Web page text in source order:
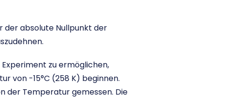
der absolute Nullpunkt der
zu ermöglichen,
von -15°C (258 K) beginnen.
der Temperatur gemessen. Die